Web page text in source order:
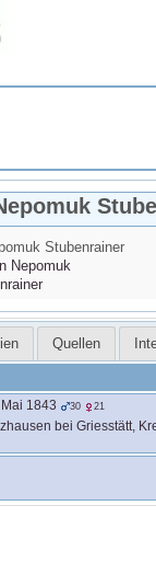
Stubenrainer
Nepomuk
Quellen
1843 30 21
bei Griesstätt,